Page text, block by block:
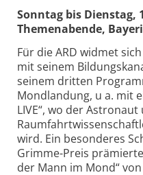
Sonntag bis Dienstag,
Themenabende,
Für die ARD widmet
mit seinem
seinem dritten
Mondlandung, u a. mit
LIVE“, wo der Astronaut
wird. Ein besonderes
Grimme-Preis
der Mann im Mond“